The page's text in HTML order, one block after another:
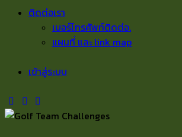
ติดต่อเรา
เบอร์โทรศัพท์ติดต่อ.
แผนที่ และ link map
เข้าสู่ระบบ